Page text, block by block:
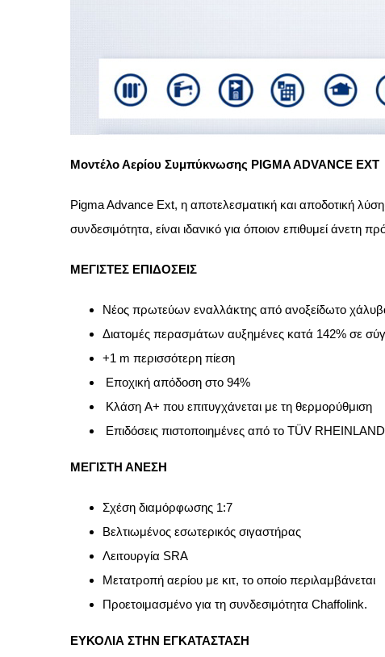
Μοντέλο Αερίου Συμπύκνωσης PIGMA ADVANCE EXT
Pigma Advance Ext, η αποτελεσματική και αποδοτική
συνδεσιμότητα, είναι ιδανικό για όποιον επιθυμεί άνετη
ΜΕΓΙΣΤΕΣ ΕΠΙΔΟΣΕΙΣ
Νέος πρωτεύων εναλλάκτης από ανοξείδωτο
Διατομές περασμάτων αυξημένες κατά 142% σε
+1 m περισσότερη πίεση
Εποχική απόδοση στο 94%
Κλάση A+ που επιτυγχάνεται με τη θερμορύθμιση
Επιδόσεις πιστοποιημένες από το TÜV RHEINLAND
ΜΕΓΙΣΤΗ ΑΝΕΣΗ
Σχέση διαμόρφωσης 1:7
Βελτιωμένος εσωτερικός σιγαστήρας
Λειτουργία SRA
Μετατροπή αερίου με κιτ, το οποίο περιλαμβάνεται
Προετοιμασμένο για τη συνδεσιμότητα Chaffolink.
ΕΥΚΟΛΙΑ ΣΤΗΝ ΕΓΚΑΤΑΣΤΑΣΗ